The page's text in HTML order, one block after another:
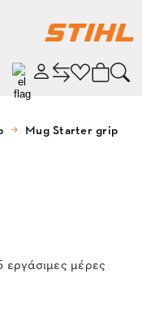
Mug Starter grip
μέρες